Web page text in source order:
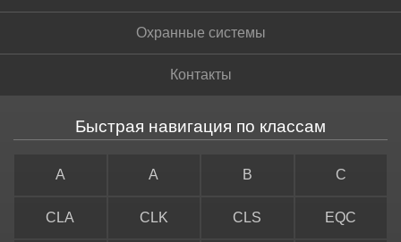
Охранные системы
Контакты
Быстрая навигация по классам
A A B C
CLA CLK CLS EQC